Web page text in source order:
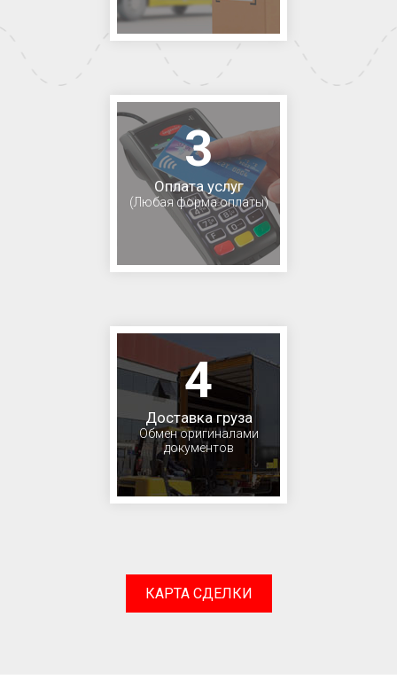
3
Оплата услуг
(Любая форма оплаты)
4
Доставка груза
Обмен оригиналами
документов
КАРТА СДЕЛКИ